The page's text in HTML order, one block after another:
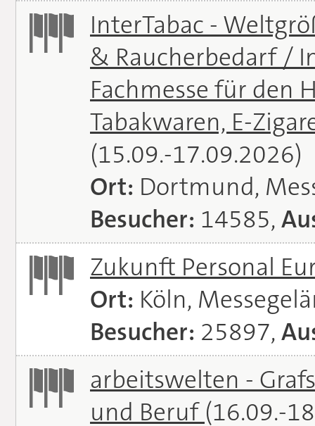
InterTabac -
& Raucherbedarf /
Fachmesse für den
Tabakwaren, E-
(15.09.-17.09.2026)
Ort: Dortmund,
Besucher: 14585,
Zukunft Personal
Ort: Köln,
Besucher: 25897,
arbeitswelten -
und Beruf (16.09.-